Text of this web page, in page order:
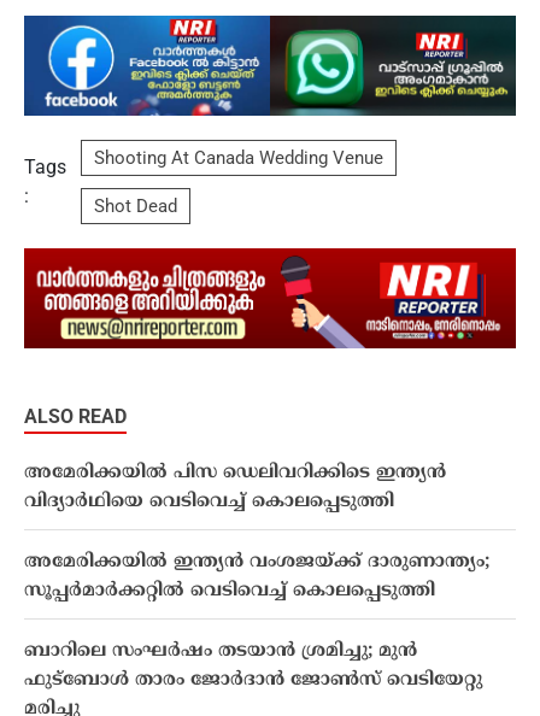
Tags
:
Shooting At Canada Wedding Venue
Shot Dead
ALSO READ
അമേരിക്കയിൽ പിസ ഡെലിവറിക്കിടെ ഇന്ത്യൻ
വിദ്യാർഥിയെ വെടിവെച്ച് കൊലപ്പെടുത്തി
അമേരിക്കയിൽ ഇന്ത്യൻ വംശജയ്ക്ക് ദാരുണാന്ത്യം;
സൂപ്പർമാർക്കറ്റിൽ വെടിവെച്ച് കൊലപ്പെടുത്തി
ബാറിലെ സംഘർഷം തടയാൻ ശ്രമിച്ചു; മുൻ
ഫുട്ബോൾ താരം ജോർദാൻ ജോൺസ് വെടിയേറ്റു
മരിച്ചു